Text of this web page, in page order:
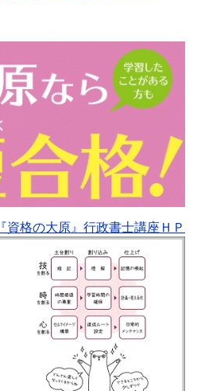
『資格の大原』行政書士講座ＨＰ